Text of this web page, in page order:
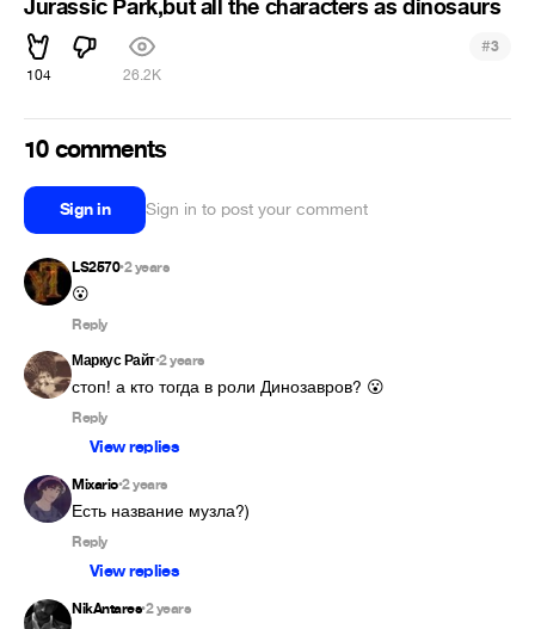
Jurassic Park,but all the characters as dinosaurs
104 26.2K
#3
10 comments
Sign in Sign in to post your comment
LS2570•2 years
😮
Reply
Маркус Райт•2 years
стоп! а кто тогда в роли Динозавров? 😮
Reply
View replies
Mixario•2 years
Есть название музла?)
Reply
View replies
NikAntares•2 years